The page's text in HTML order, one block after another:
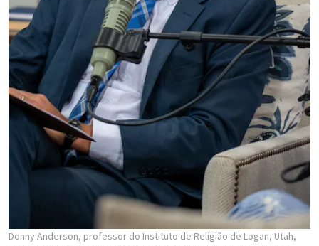
“Mas Jesus é Jeová. Ele é o nosso Criador. Ele é o nosso Deus”,
disse Anderson. “E ao longo dos Evangelhos, Jesus nos
mostra isto continuamente.”
Jesus ensina a mulher samaritana junto ao poço, nesta imagem dos
Vídeos da Bíblia produzidos pela Igreja.
| The Church of Jesus Christ of
Latter-day Saints
Por exemplo, durante o sermão sobre a Luz do Mundo, Ele
disse: “Antes que Abraão existisse, [E]u sou” (João 8:58); ou
quando a mulher junto ao poço disse: “Eu sei que o Messias
virá”, o Salvador respondeu: “Eu o sou, [E]u que falo contigo”
Em relação ao segundo ponto, o poder de Cristo, Anderson